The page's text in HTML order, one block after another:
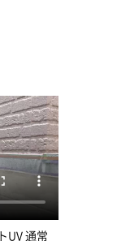
UV 通常